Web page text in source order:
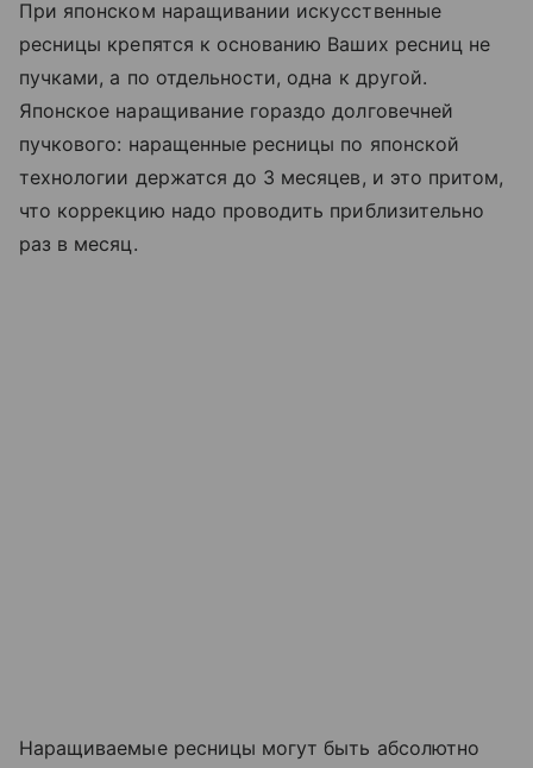
При японском наращивании искусственные
ресницы крепятся к основанию Ваших ресниц не
пучками, а по отдельности, одна к другой.
Японское наращивание гораздо долговечней
пучкового: наращенные ресницы по японской
технологии держатся до 3 месяцев, и это притом,
что коррекцию надо проводить приблизительно
раз в месяц.
Наращиваемые ресницы могут быть абсолютно